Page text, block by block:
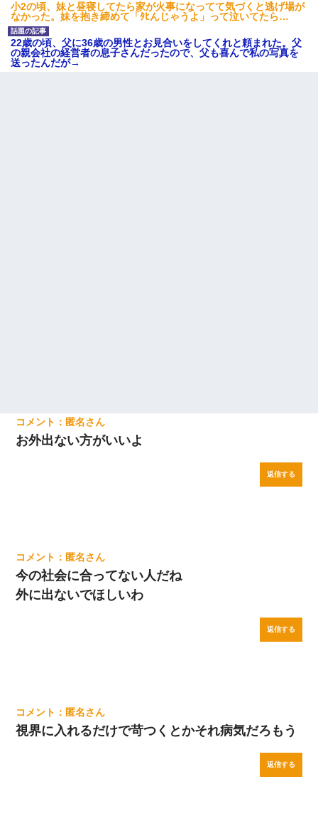
小2の頃、妹と昼寝してたら家が火事になってて気づくと逃げ場が
なかった。妹を抱き締めて「ﾀﾋんじゃうよ」って泣いてたら…
22歳の頃、父に36歳の男性とお見合いをしてくれと頼まれた。父
の親会社の経営者の息子さんだったので、父も喜んで私の写真を
送ったんだが→
匿名
お外出ない方がいいよ
返信する
匿名
今の社会に合ってない人だね
外に出ないでほしいわ
返信する
匿名
視界に入れるだけで苛つくとかそれ病気だろもう
返信する